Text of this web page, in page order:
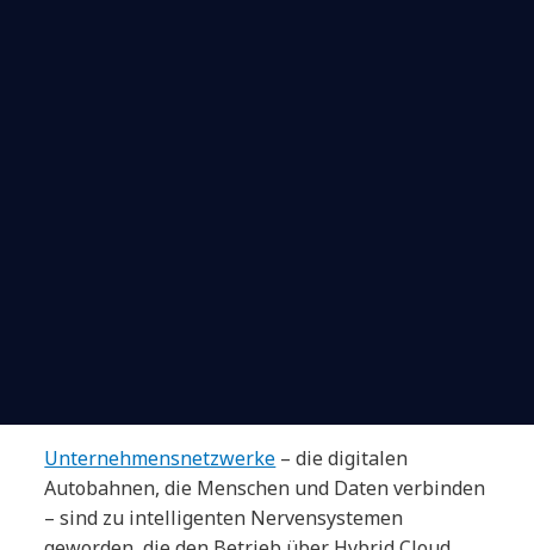
Unternehmensnetzwerke – die digitalen
Autobahnen, die Menschen und Daten verbinden
– sind zu intelligenten Nervensystemen